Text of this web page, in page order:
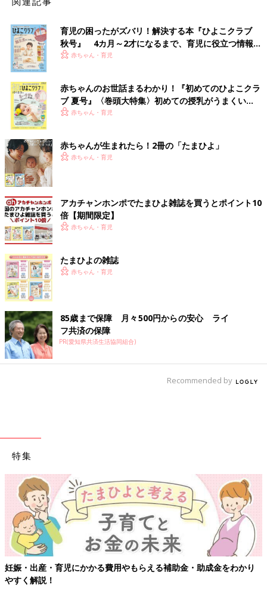
育児の困ったがズバリ！解決する本『ひよこクラブ
秋号』 4カ月～2才になるまで、育児に役立つ情報が
いっぱい！
赤ちゃん・育児
赤ちゃんのお世話まるわかり！『初めてのひよこクラ
ブ 夏号』〈巻頭大特集〉初めての授乳がうまくい
く！ おっぱい・ミルクの基本と夏のトラブル 解決テ
赤ちゃん・育児
赤ちゃんが生まれたら！2冊の「たまひよ」
赤ちゃん・育児
アカチャンホンポでたまひよ雑誌を買うとポイント10
倍【期間限定】
赤ちゃん・育児
たまひよの雑誌
赤ちゃん・育児
85歳まで保障 月々500円からの安心 ライ
フ共済の保障
PR(愛知県共済生活協同組合)
Recommended by
特集
妊娠・出産・育児にかかる費用やもらえる補助金・助成金をわかり
やすく解説！